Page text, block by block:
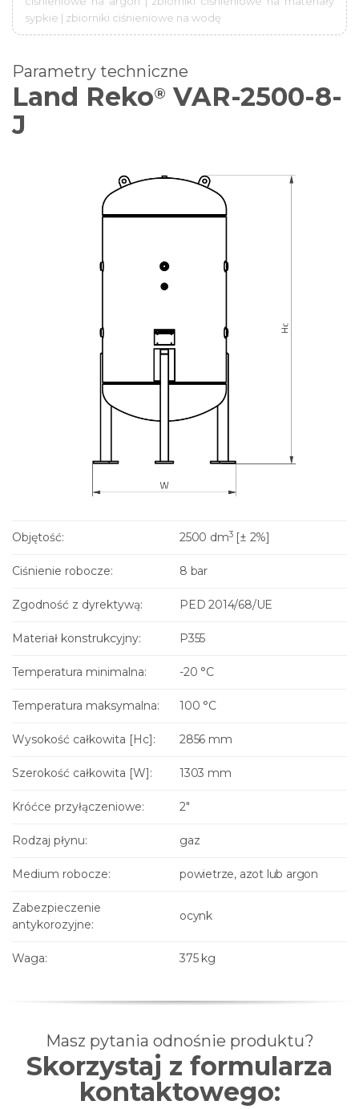
sypkie | zbiorniki ciśnieniowe na wodę
Parametry techniczne
Land Reko® VAR-2500-8-
J
Objętość: 2500 dm3[± 2%]
Ciśnienie robocze: 8 bar
Zgodność z dyrektywą: PED 2014/68/UE
Materiał konstrukcyjny: P355
Temperatura minimalna: -20 °C
Temperatura maksymalna: 100 °C
Wysokość całkowita [Hc]: 2856 mm
Szerokość całkowita [W]: 1303 mm
Króćce przyłączeniowe: 2"
Rodzaj płynu: gaz
Medium robocze: powietrze, azot lub argon
Zabezpieczenie
antykorozyjne:
ocynk
Waga: 375 kg
Masz pytania odnośnie produktu?
Skorzystaj z formularza
kontaktowego: